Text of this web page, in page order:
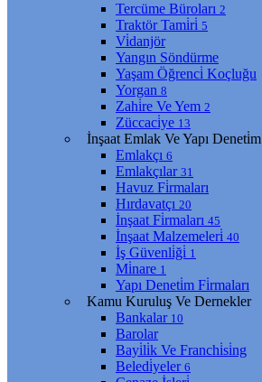
Tercüme Büroları 2
Traktör Tami̇ri̇ 5
Vi̇danjör
Yangın Söndürme
Yaşam Öğrenci̇ Koçluğu
Yorgan 8
Zahi̇re Ve Yem 2
Züccaci̇ye 13
İnşaat Emlak Ve Yapı Deneti̇m
Emlakçı 6
Emlakçılar 31
Havuz Fi̇rmaları
Hırdavatçı 20
İnşaat Fi̇rmaları 45
İnşaat Malzemeleri̇ 40
İş Güvenli̇ği̇ 1
Mi̇nare 1
Yapı Deneti̇m Fi̇rmaları
Kamu Kuruluş Ve Dernekler
Bankalar 10
Barolar
Bayi̇li̇k Ve Franchi̇si̇ng
Beledi̇yeler 6